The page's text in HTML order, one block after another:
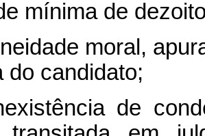
mínima de
moral,
do candidato;
de